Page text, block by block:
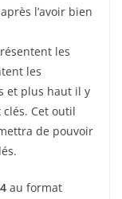
l’avoir bien
les
les
et plus haut il y
Cet outil
de pouvoir
au format